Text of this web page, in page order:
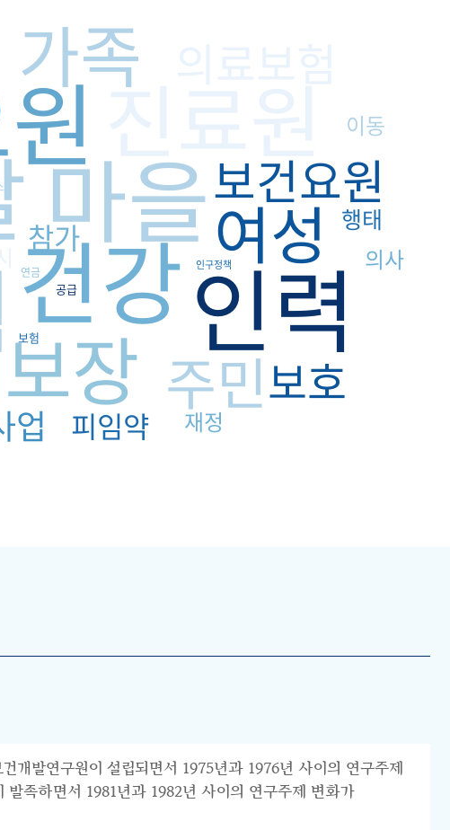
건강
마을
인력
진료원
장
가족
여성
주민
보건요원
보호
업
참가
피임약
행태
이동
재정
의사
공급
보험
연금 인구정책
개발연구원이 설립되면서 1975년과 1976년 사이의 연구주제
족하면서 1981년과 1982년 사이의 연구주제 변화가